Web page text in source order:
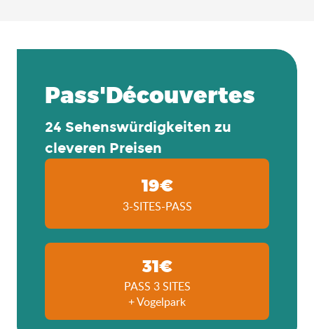
Pass'Découvertes
24 Sehenswürdigkeiten zu
cleveren Preisen
19€
3-SITES-PASS
31€
PASS 3 SITES
+ Vogelpark